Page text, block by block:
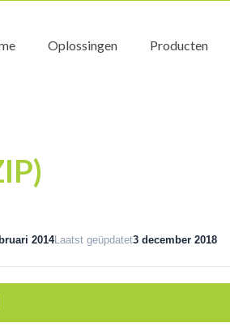
Oplossingen Producten
2014Laatst geüpdatet3 december 2018